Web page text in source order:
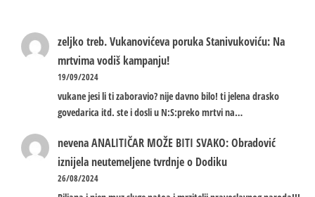
zeljko treb.Vukanovićeva poruka Stanivukoviću: Na
mrtvima vodiš kampanju!
19/09/2024
vukane jesi li ti zaboravio? nije davno bilo! ti jelena drasko
govedarica itd. ste i dosli u N:S:preko mrtvi na…
nevenaANALITIČAR MOŽE BITI SVAKO: Obradović
iznijela neutemeljene tvrdnje o Dodiku
26/08/2024